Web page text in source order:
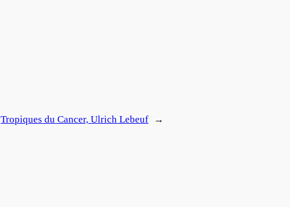
Tropiques du Cancer, Ulrich Lebeuf →